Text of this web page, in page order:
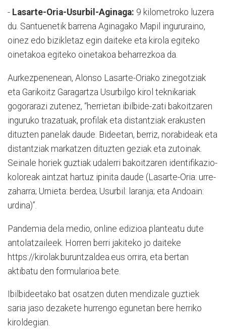
- Lasarte-Oria-Usurbil-Aginaga: 9 kilometroko luzera
du. Santuenetik barrena Aginagako Mapil ingururaino,
oinez edo bizikletaz egin daiteke eta kirola egiteko
oinetakoa egiteko oinetakoa beharrezkoa da.
Aurkezpenenean, Alonso Lasarte-Oriako zinegotziak
eta Garikoitz Garagartza Usurbilgo kirol teknikariak
gogorarazi zutenez, “herrietan ibilbide-zati bakoitzaren
inguruko trazatuak, profilak eta distantziak erakusten
dituzten panelak daude. Bideetan, berriz, norabideak eta
distantziak markatzen dituzten geziak eta zutoinak.
Seinale horiek guztiak udalerri bakoitzaren identifikazio-
koloreak aintzat hartuz ipinita daude (Lasarte-Oria: urre-
zaharra; Urnieta: berdea; Usurbil: laranja; eta Andoain:
urdina)”.
Pandemia dela medio, online edizioa planteatu dute
antolatzaileek. Horren berri jakiteko jo daiteke
https://kirolak.buruntzaldea.eus orrira, eta bertan
aktibatu den formularioa bete.
Ibilbideetako bat osatzen duten mendizale guztiek
saria jaso dezakete hurrengo egunetan bere herriko
kiroldegian.